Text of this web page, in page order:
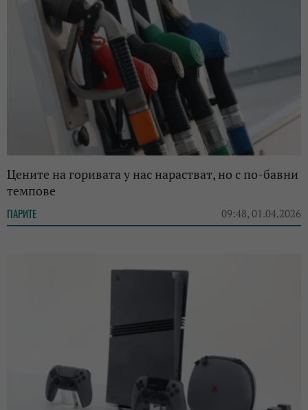
Цените на горивата у нас нарастват, но с по-бавни
темпове
ПАРИТЕ 09:48, 01.04.2026